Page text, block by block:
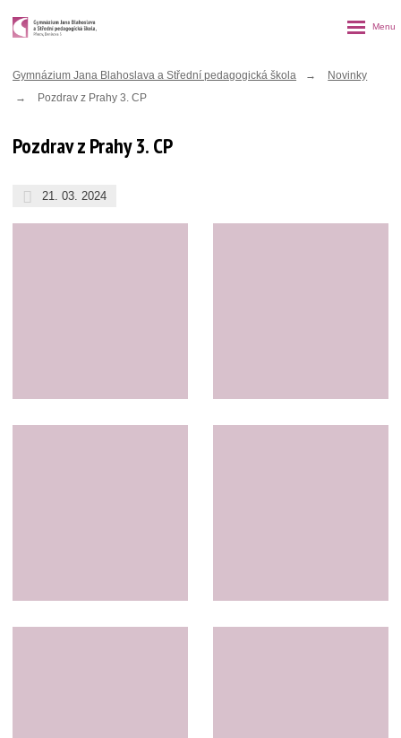
Gymnázium Jana Blahoslava a Střední pedagogická škola
Novinky
Pozdrav z Prahy 3. CP
Pozdrav z Prahy 3. CP
21. 03. 2024